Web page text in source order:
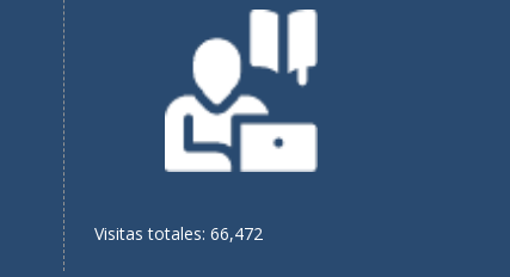
Visitas totales: 66,472